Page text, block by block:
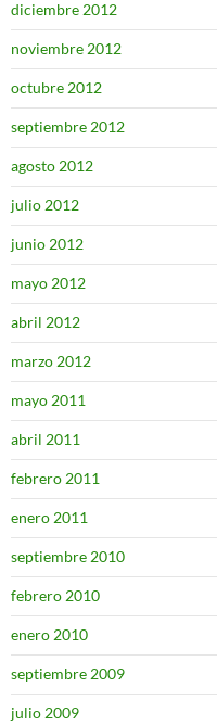
diciembre 2012
noviembre 2012
octubre 2012
septiembre 2012
agosto 2012
julio 2012
junio 2012
mayo 2012
abril 2012
marzo 2012
mayo 2011
abril 2011
febrero 2011
enero 2011
septiembre 2010
febrero 2010
enero 2010
septiembre 2009
julio 2009